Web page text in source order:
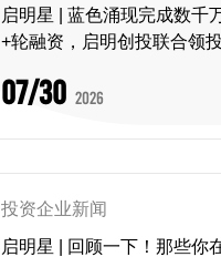
启明星 | 蓝色涌现完成数千
+轮融资，启明创投联合领投
07/30 2026
投资企业新闻
启明星 | 回顾一下！那些你